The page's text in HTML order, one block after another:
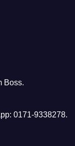
Boss.
0171-9338278.